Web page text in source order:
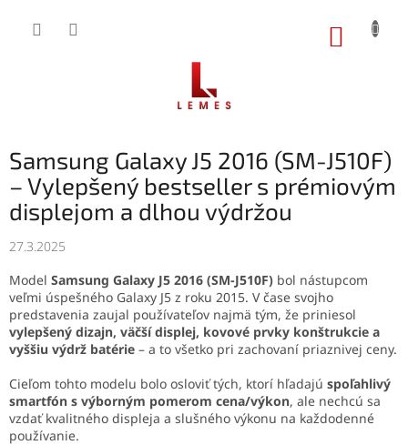
Samsung Galaxy J5 2016 (SM-J510F)
– Vylepšený bestseller s prémiovým
displejom a dlhou výdržou
27.3.2025
Model Samsung Galaxy J5 2016 (SM-J510F) bol nástupcom
veľmi úspešného Galaxy J5 z roku 2015. V čase svojho
predstavenia zaujal používateľov najmä tým, že priniesol
vylepšený dizajn, väčší displej, kovové prvky konštrukcie a
vyššiu výdrž batérie – a to všetko pri zachovaní priaznivej ceny.
Cieľom tohto modelu bolo osloviť tých, ktorí hľadajú spoľahlivý
smartfón s výborným pomerom cena/výkon, ale nechcú sa
vzdať kvalitného displeja a slušného výkonu na každodenné
používanie.